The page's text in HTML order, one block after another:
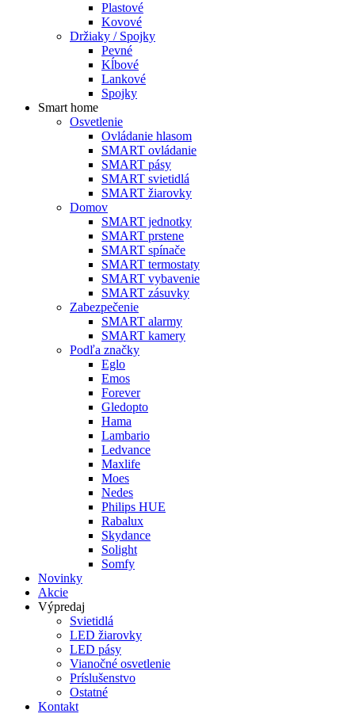
Plastové
Kovové
Držiaky / Spojky
Pevné
Kĺbové
Lankové
Spojky
Smart home
Osvetlenie
Ovládanie hlasom
SMART ovládanie
SMART pásy
SMART svietidlá
SMART žiarovky
Domov
SMART jednotky
SMART prstene
SMART spínače
SMART termostaty
SMART vybavenie
SMART zásuvky
Zabezpečenie
SMART alarmy
SMART kamery
Podľa značky
Eglo
Emos
Forever
Gledopto
Hama
Lambario
Ledvance
Maxlife
Moes
Nedes
Philips HUE
Rabalux
Skydance
Solight
Somfy
Novinky
Akcie
Výpredaj
Svietidlá
LED žiarovky
LED pásy
Vianočné osvetlenie
Príslušenstvo
Ostatné
Kontakt